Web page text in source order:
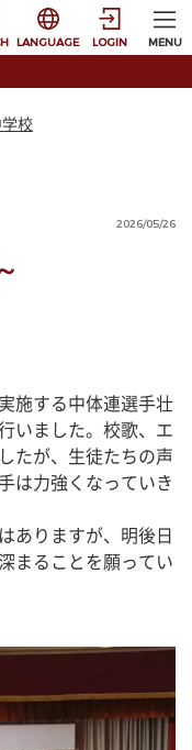
選択すると言語の切
LANGUAGE LOGIN MENU
校
2026/05/26
施する中体連選手壮
いました。校歌、エ
たが、生徒たちの声
は力強くなっていき
ありますが、明後日
まることを願ってい